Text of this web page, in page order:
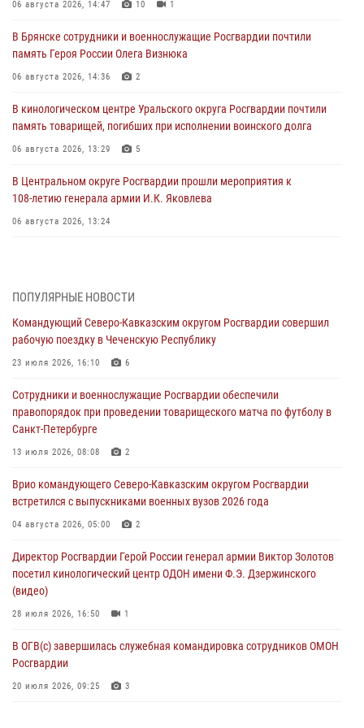
06 августа 2026, 14:47 10 1
В Брянске сотрудники и военнослужащие Росгвардии почтили
память Героя России Олега Визнюка
06 августа 2026, 14:36 2
В кинологическом центре Уральского округа Росгвардии почтили
память товарищей, погибших при исполнении воинского долга
06 августа 2026, 13:29 5
В Центральном округе Росгвардии прошли мероприятия к
108‑летию генерала армии И.К. Яковлева
06 августа 2026, 13:24
06 августа 2026, 12:35 1
Росгвардейцы провели выставку вооружения для участников сбора
«Гвардеец» в Пензе (видео)
06 августа 2026, 12:00
В Курске росгвардейцы приняли участие в митинге, посвященном
второй годовщине вторжения ВСУ на территорию области
06 августа 2026, 11:56
угрожавшего подростку травматическим пистолетом
06 августа 2026, 11:33
крупная нарколаборатория
ПОПУЛЯРНЫЕ НОВОСТИ
Командующий Северо-Кавказским округом Росгвардии совершил
рабочую поездку в Чеченскую Республику
23 июля 2026, 16:10 6
Сотрудники и военнослужащие Росгвардии обеспечили
правопорядок при проведении товарищеского матча по футболу в
Санкт-Петербурге
13 июля 2026, 08:08 2
Врио командующего Северо-Кавказским округом Росгвардии
встретился с выпускниками военных вузов 2026 года
04 августа 2026, 05:00 2
Директор Росгвардии Герой России генерал армии Виктор Золотов
посетил кинологический центр ОДОН имени Ф.Э. Дзержинского
(видео)
28 июля 2026, 16:50 1
В ОГВ(с) завершилась служебная командировка сотрудников ОМОН
Росгвардии
20 июля 2026, 09:25 3